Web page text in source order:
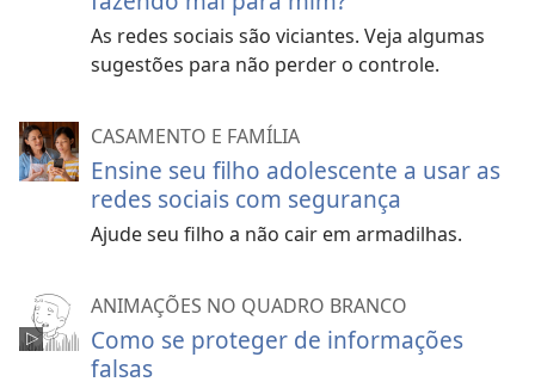
As redes sociais são viciantes. Veja algumas
sugestões para não perder o controle.
CASAMENTO E FAMÍLIA
Ensine seu filho adolescente a usar as
redes sociais com segurança
Ajude seu filho a não cair em armadilhas.
ANIMAÇÕES NO QUADRO BRANCO
Como se proteger de informações
falsas